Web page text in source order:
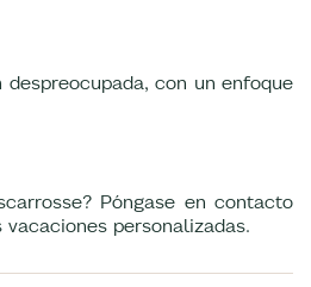
con un enfoque
Póngase en contacto
personalizadas.